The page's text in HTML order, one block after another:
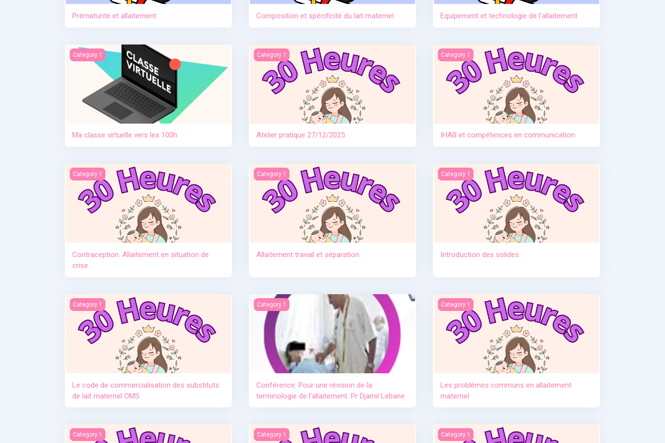
Prématurité et allaitement Composition et spécificité du lait maternel Equipement et technologie de l'allaitement
Ma classe virtuelle vers les 100h
Category 1
Ma classe virtuelle vers les 100h
Atelier pratique 27/12/2025
Category 1
Atelier pratique 27/12/2025
IHAB et compétences en communication
Category 1
IHAB et compétences en communication
Contraception. Allaitement en situation de crise
Category 1
Contraception. Allaitement en situation de
crise
Allaitement travail et séparation
Category 1
Allaitement travail et séparation
Introduction des solides
Category 1
Introduction des solides
Le code de commercialisation des substituts de lait maternel OMS
Category 1
Le code de commercialisation des substituts
de lait maternel OMS
Conférence: Pour une révision de la terminologie de l'allaitement. Pr Djamil Lebane
Category 1
Conférence: Pour une révision de la
terminologie de l'allaitement. Pr Djamil Lebane
Les problèmes communs en allaitement maternel
Category 1
Les problèmes communs en allaitement
maternel
Manque de lait et relactation
Category 1 L'importance de l'allaitement
Category 1 Le post partum
Category 1